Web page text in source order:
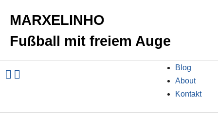
MARXELINHO
Fußball mit freiem Auge
Blog
About
Kontakt